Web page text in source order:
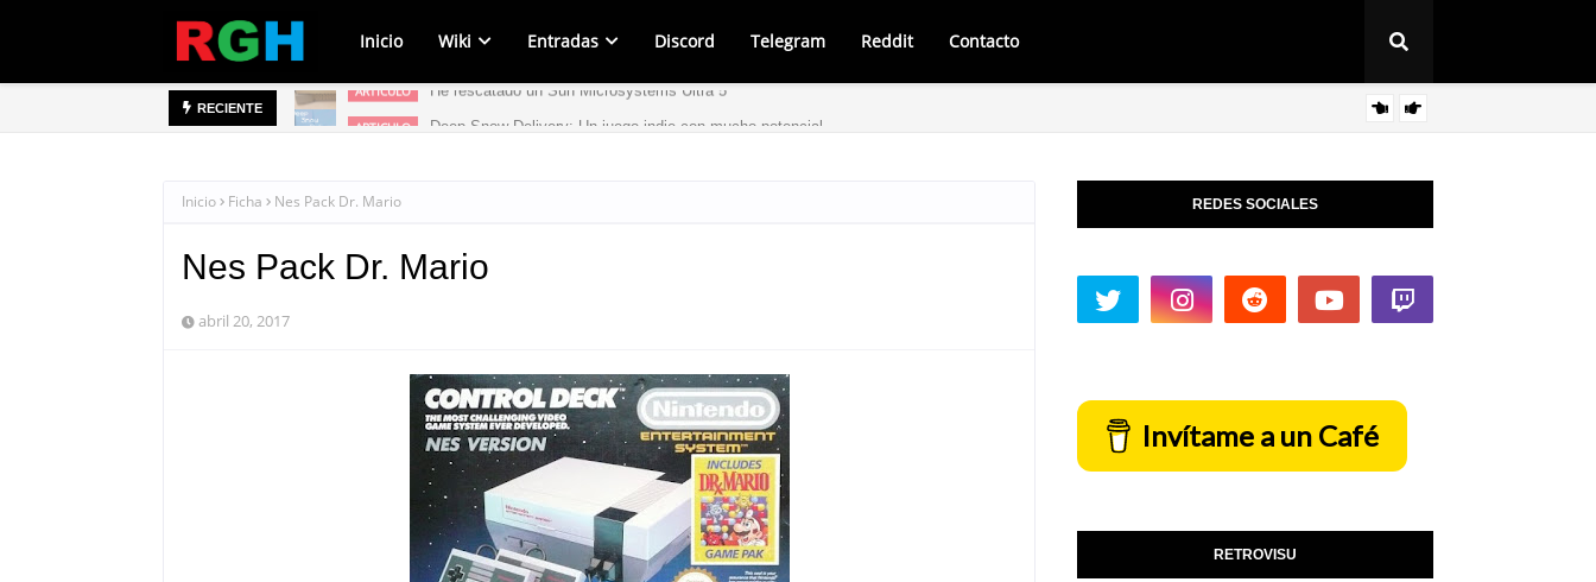
Inicio Wiki Entradas Discord Telegram Reddit Contacto
RECIENTE
Inicio Ficha Nes Pack Dr. Mario
Nes Pack Dr. Mario
abril 20, 2017
REDES SOCIALES
Invítame a un Café
RETROVISU